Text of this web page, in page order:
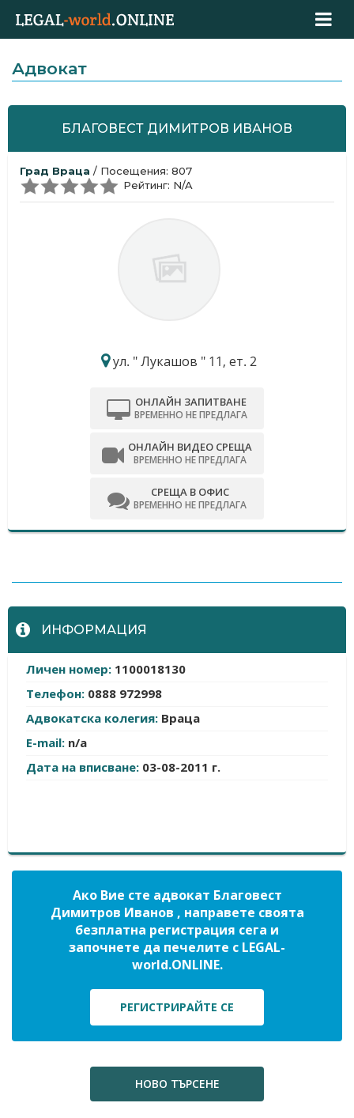
Адвокат
БЛАГОВЕСТ ДИМИТРОВ ИВАНОВ
Град Враца / Посещения: 807
Рейтинг: N/A
ул. " Лукашов " 11, ет. 2
ОНЛАЙН ЗАПИТВАНЕ
ВРЕМЕННО НЕ ПРЕДЛАГА
ОНЛАЙН ВИДЕО СРЕЩА
ВРЕМЕННО НЕ ПРЕДЛАГА
СРЕЩА В ОФИС
ВРЕМЕННО НЕ ПРЕДЛАГА
ИНФОРМАЦИЯ
Личен номер: 1100018130
Телефон: 0888 972998
Адвокатска колегия: Враца
E-mail: n/a
Дата на вписване: 03-08-2011 г.
Ако Вие сте адвокат Благовест
Димитров Иванов , направете своята
безплатна регистрация сега и
започнете да печелите с LEGAL-
world.ONLINE.
РЕГИСТРИРАЙТЕ СЕ
НОВО ТЪРСЕНЕ